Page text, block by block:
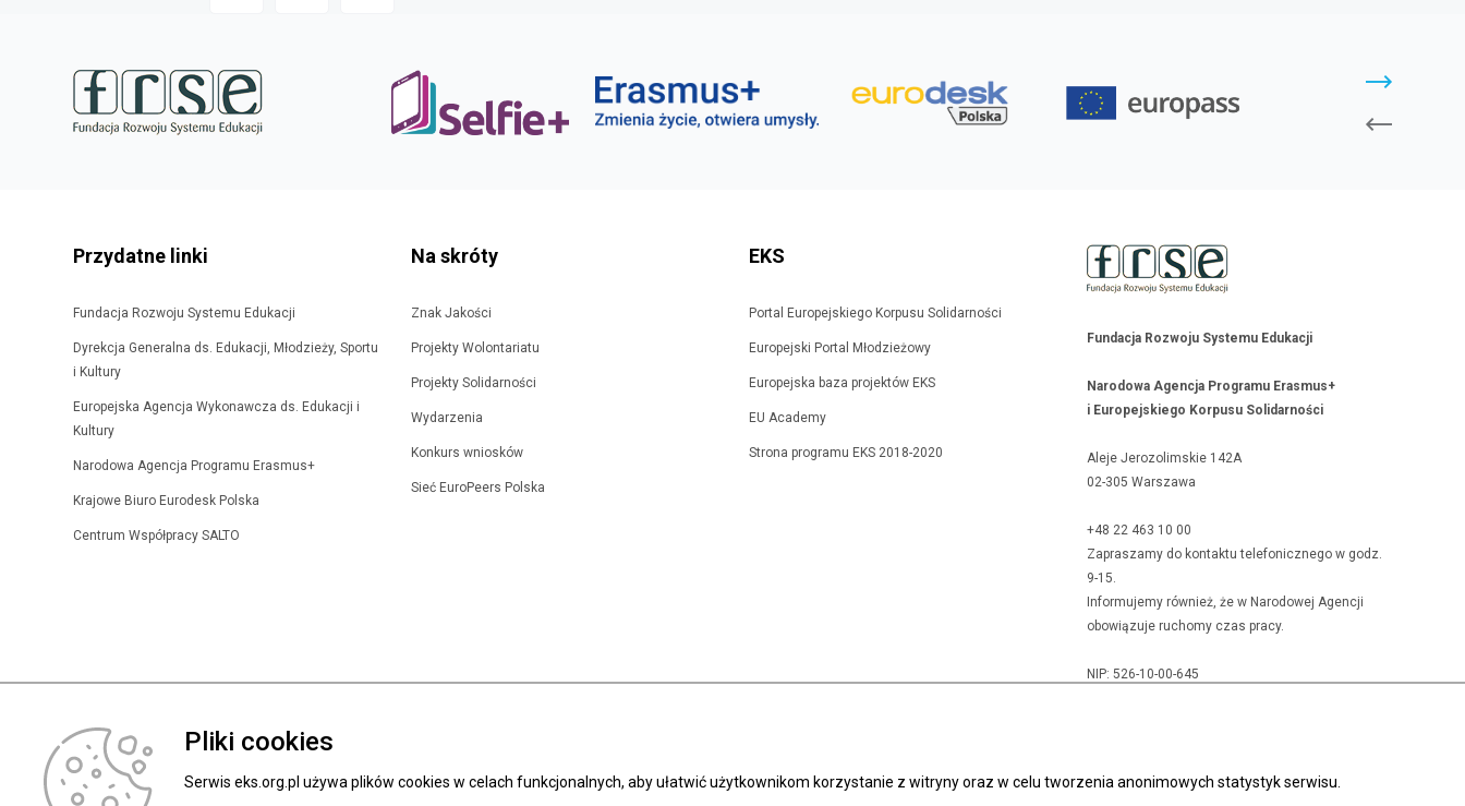
Przydatne linki
Fundacja Rozwoju Systemu Edukacji
Dyrekcja Generalna ds. Edukacji, Młodzieży, Sportu
i Kultury
Europejska Agencja Wykonawcza ds. Edukacji i
Kultury
Narodowa Agencja Programu Erasmus+
Krajowe Biuro Eurodesk Polska
Centrum Współpracy SALTO
Na skróty
Znak Jakości
Projekty Wolontariatu
Projekty Solidarności
Wydarzenia
Konkurs wniosków
Sieć EuroPeers Polska
EKS
Portal Europejskiego Korpusu Solidarności
Europejski Portal Młodzieżowy
Europejska baza projektów EKS
EU Academy
Strona programu EKS 2018-2020
Fundacja Rozwoju Systemu Edukacji
Narodowa Agencja Programu Erasmus+
i Europejskiego Korpusu Solidarności
Aleje Jerozolimskie 142A
02-305 Warszawa
+48 22 463 10 00
Zapraszamy do kontaktu telefonicznego w godz.
9-15.
Informujemy również, że w Narodowej Agencji
obowiązuje ruchomy czas pracy.
NIP: 526-10-00-645
Pliki cookies
Serwis eks.org.pl używa plików cookies w celach funkcjonalnych, aby ułatwić użytkownikom korzystanie z witryny oraz w celu tworzenia anonimowych statystyk serwisu.